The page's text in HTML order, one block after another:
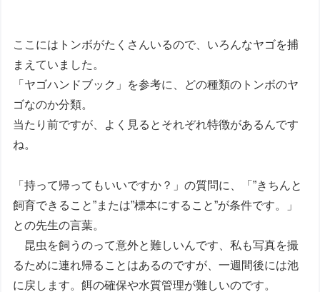
ここにはトンボがたくさんいるので、いろんなヤゴを捕
まえていました。
「ヤゴハンドブック」を参考に、どの種類のトンボのヤ
ゴなのか分類。
当たり前ですが、よく見るとそれぞれ特徴があるんです
ね。
「持って帰ってもいいですか？」の質問に、「”きちんと
飼育できること”または”標本にすること”が条件です。」
との先生の言葉。
昆虫を飼うのって意外と難しいんです、私も写真を撮
るために連れ帰ることはあるのですが、一週間後には池
に戻します。餌の確保や水質管理が難しいのです。